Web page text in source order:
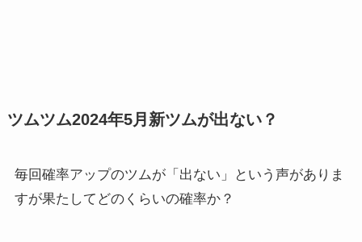
ツムツム2024年5月新ツムが出ない？
毎回確率アップのツムが「出ない」という声がありま
すが果たしてどのくらいの確率か？